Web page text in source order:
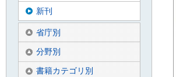
新刊
省庁別
分野別
書籍カテゴリ別